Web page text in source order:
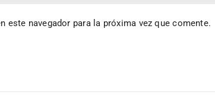
este navegador para la próxima vez que comente.